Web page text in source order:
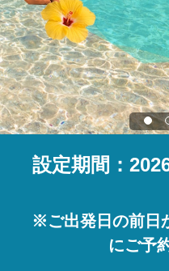
設定期間：
※ご出発日の前日
にご予